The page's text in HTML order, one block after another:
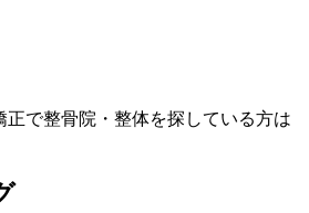
正で整骨院・整体を探している方は